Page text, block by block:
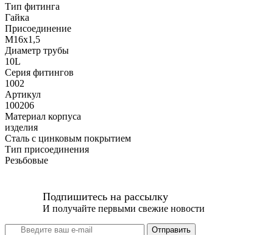
Тип фитинга
Гайка
Присоединение
M16x1,5
Диаметр трубы
10L
Серия фитингов
1002
Артикул
100206
Материал корпуса
изделия
Сталь с цинковым покрытием
Тип присоединения
Резьбовые
Подпишитесь на рассылку
И получайте первыми свежие новости
Отправить